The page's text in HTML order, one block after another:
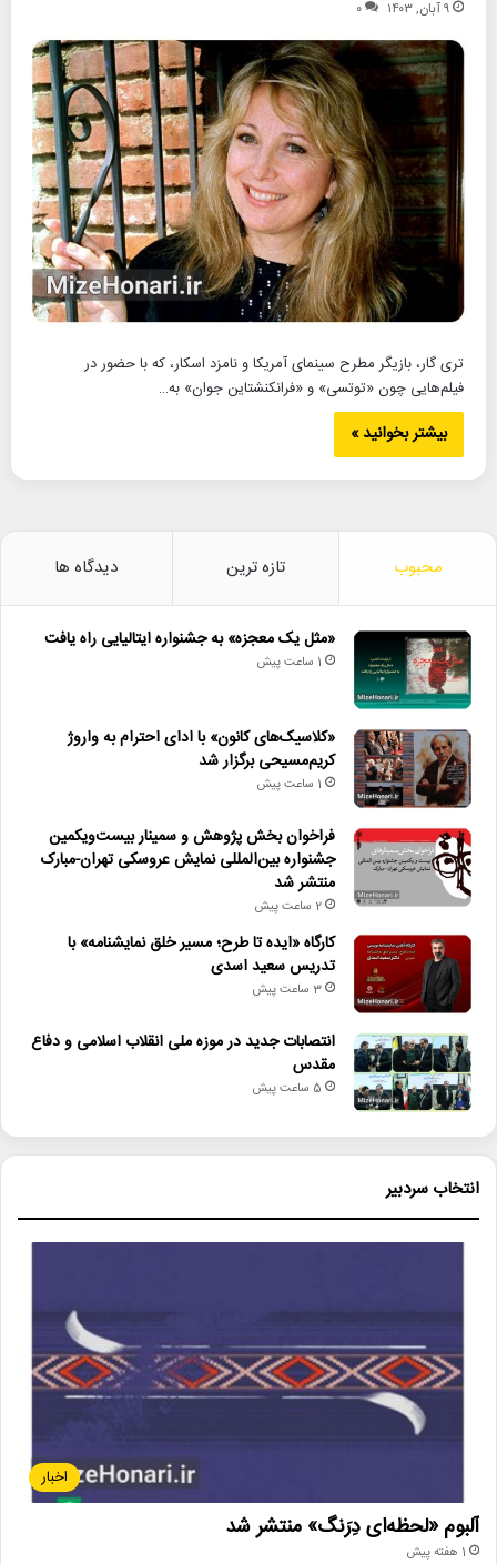
۹ آبان, ۱۴۰۳ ۰
تری گار، بازیگر مطرح سینمای آمریکا و نامزد اسکار، که با حضور در
فیلم‌هایی چون «توتسی» و «فرانکنشتاین جوان» به…
بیشتر بخوانید »
محبوب تازه ترین دیدگاه ها
«مثل یک معجزه» به جشنواره ایتالیایی راه یافت
1 ساعت پیش
«کلاسیک‌های کانون» با ادای احترام به واروژ
کریم‌مسیحی برگزار شد
1 ساعت پیش
فراخوان بخش پژوهش و سمینار بیست‌ویکمین
جشنواره بین‌المللی نمایش عروسکی تهران-مبارک
منتشر شد
2 ساعت پیش
کارگاه «ایده تا طرح؛ مسیر خلق نمایشنامه» با
تدریس سعید اسدی
3 ساعت پیش
انتصابات جدید در موزه ملی انقلاب اسلامی و دفاع
مقدس
5 ساعت پیش
انتخاب سردبیر
اخبار
آلبوم «لحظه‌ای دِرَنگ» منتشر شد
1 هفته پیش